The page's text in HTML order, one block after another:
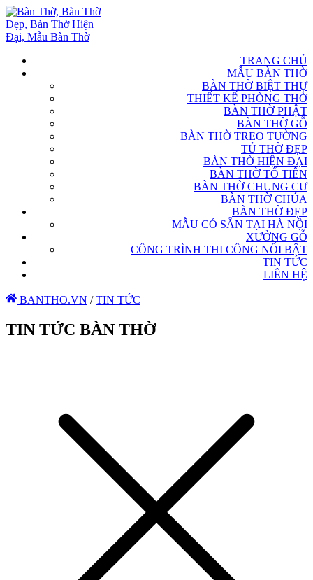
TRANG CHỦ
MẪU BÀN THỜ
BÀN THỜ BIỆT THỰ
THIẾT KẾ PHÒNG THỜ
BÀN THỜ PHẬT
BÀN THỜ GỖ
BÀN THỜ TREO TƯỜNG
TỦ THỜ ĐẸP
BÀN THỜ HIỆN ĐẠI
BÀN THỜ TỔ TIÊN
BÀN THỜ CHUNG CƯ
BÀN THỜ CHÚA
BÀN THỜ ĐẸP
MẪU CÓ SẴN TẠI HÀ NỘI
XƯỞNG GỖ
CÔNG TRÌNH THI CÔNG NỔI BẬT
TIN TỨC
LIÊN HỆ
BANTHO.VN / TIN TỨC
TIN TỨC BÀN THỜ